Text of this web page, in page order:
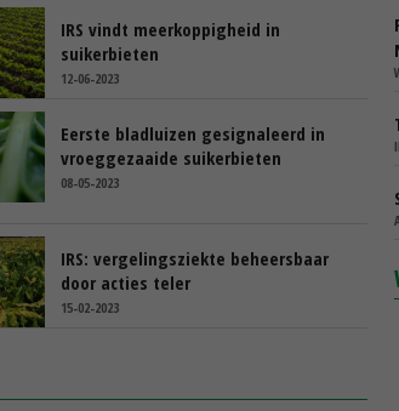
IRS vindt meerkoppigheid in
suikerbieten
12-06-2023
Eerste bladluizen gesignaleerd in
vroeggezaaide suikerbieten
08-05-2023
IRS: vergelingsziekte beheersbaar
door acties teler
15-02-2023